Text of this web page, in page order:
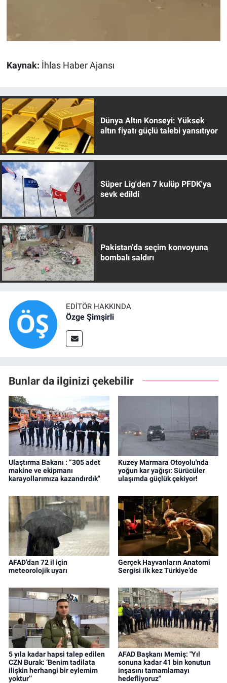
Kaynak: İhlas Haber Ajansı
Dünya Altın Konseyi: Yüksek
altın fiyatı güçlü talebi yansıtıyor
Süper Lig'den 7 kulüp PFDK'ya
sevk edildi
Pakistan’da seçim konvoyuna
bombalı saldırı
EDITÖR HAKKINDA
Özge Şimşirli
Bunlar da ilginizi çekebilir
Ulaştırma Bakanı : “305 adet
makine ve ekipmanı
karayollarımıza kazandırdık"
Kuzey Marmara Otoyolu'nda
yoğun kar yağışı: Sürücüler
ulaşımda güçlük çekiyor!
AFAD’dan 72 il için
meteorolojik uyarı
Gerçek Hayvanların Anatomi
Sergisi ilk kez Türkiye’de
5 yıla kadar hapsi talep edilen
CZN Burak: ‘Benim tadilata
ilişkin herhangi bir eylemim
yoktur’’
AFAD Başkanı Memiş: "Yıl
sonuna kadar 41 bin konutun
inşasını tamamlamayı
hedefliyoruz"